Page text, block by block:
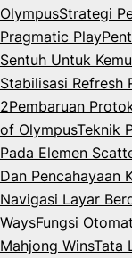
OlympusStrategi
Pragmatic Play
Sentuh Untuk
Stabilisasi Refresh
2Pembaruan
of OlympusTeknik
Pada Elemen
Dan Pencahayaan
Navigasi Layar
WaysFungsi
Mahjong WinsTata